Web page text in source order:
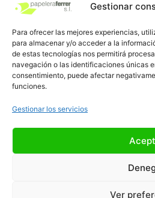
Gestionar
Para ofrecer las mejores experiencias,
para almacenar y/o acceder a la
de estas tecnologías nos permitirá
navegación o las identificaciones únicas
consentimiento, puede afectar
funciones.
Gestionar los servicios
Ver